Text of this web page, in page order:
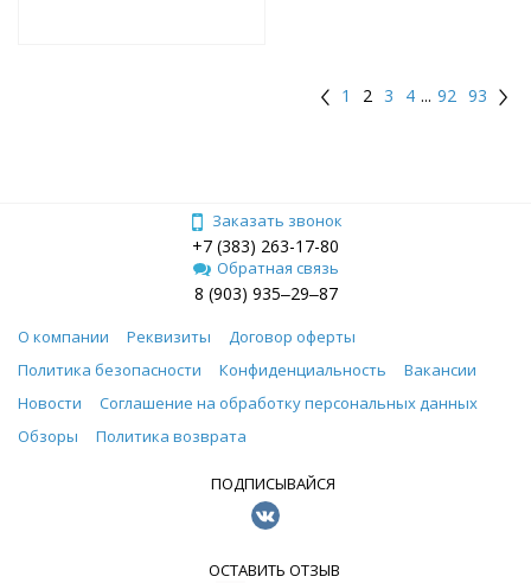
1 2 3 4 ... 92 93
Заказать звонок
+7 (383) 263-17-80
Обратная связь
8 (903) 935‒29‒87
О компании Реквизиты
Договор оферты
Политика безопасности
Конфиденциальность
Вакансии
Новости
Соглашение на обработку персональных данных
Обзоры
Политика возврата
ПОДПИСЫВАЙСЯ
ОСТАВИТЬ ОТЗЫВ